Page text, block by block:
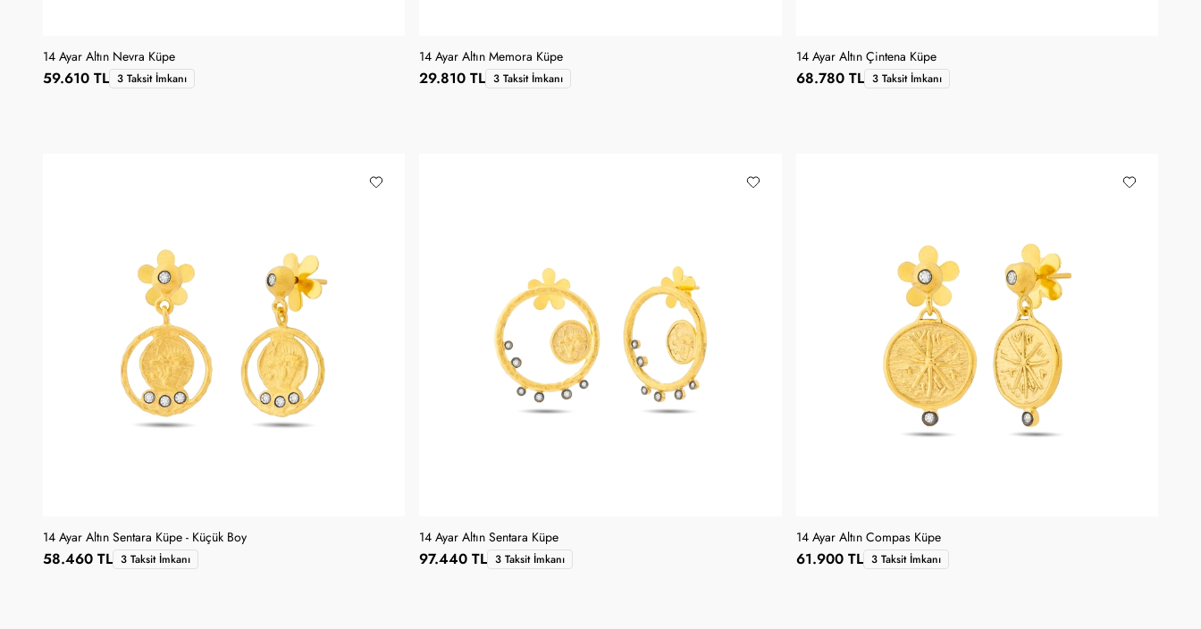
14 Ayar Altın Nevra Küpe
59.610 TL 3 Taksit İmkanı
14 Ayar Altın Memora Küpe
29.810 TL 3 Taksit İmkanı
14 Ayar Altın Çintena Küpe
68.780 TL 3 Taksit İmkanı
14 Ayar Altın Sentara Küpe - Küçük Boy
58.460 TL 3 Taksit İmkanı
14 Ayar Altın Sentara Küpe
97.440 TL 3 Taksit İmkanı
14 Ayar Altın Compas Küpe
61.900 TL 3 Taksit İmkanı